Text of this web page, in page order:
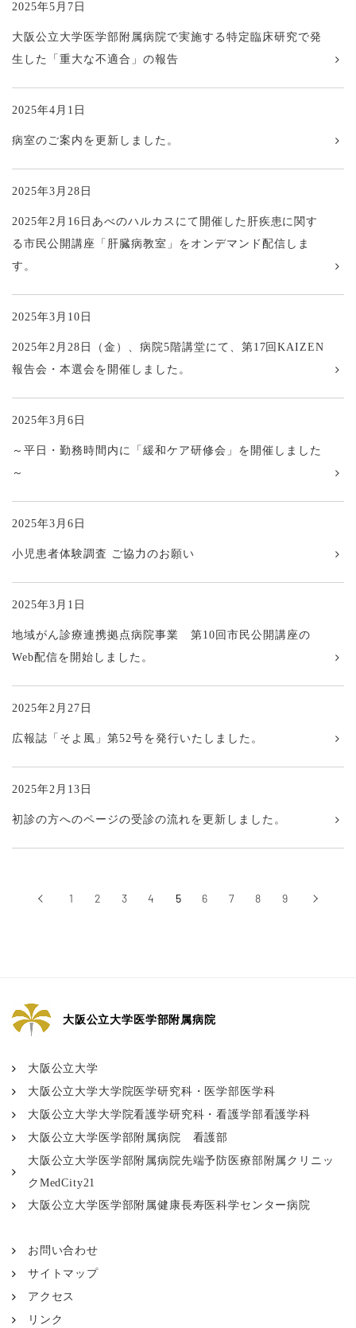
2025年5月7日
大阪公立大学医学部附属病院で実施する特定臨床研究で発
生した「重大な不適合」の報告
2025年4月1日
病室のご案内を更新しました。
2025年3月28日
2025年2月16日あべのハルカスにて開催した肝疾患に関す
る市民公開講座「肝臓病教室」をオンデマンド配信しま
す。
2025年3月10日
2025年2月28日（金）、病院5階講堂にて、第17回KAIZEN
報告会・本選会を開催しました。
2025年3月6日
～平日・勤務時間内に「緩和ケア研修会」を開催しました
～
2025年3月6日
小児患者体験調査 ご協力のお願い
2025年3月1日
地域がん診療連携拠点病院事業 第10回市民公開講座の
Web配信を開始しました。
2025年2月27日
広報誌「そよ風」第52号を発行いたしました。
2025年2月13日
初診の方へのページの受診の流れを更新しました。
‹前へ 1 2 3 4 5 6 7 8 9 ›次へ
大阪公立大学医学部附属病院
大阪公立大学
大阪公立大学大学院医学研究科・医学部医学科
大阪公立大学大学院看護学研究科・看護学部看護学科
大阪公立大学医学部附属病院 看護部
大阪公立大学医学部附属病院先端予防医療部附属クリニッ
クMedCity21
大阪公立大学医学部附属健康長寿医科学センター病院
お問い合わせ
サイトマップ
アクセス
リンク